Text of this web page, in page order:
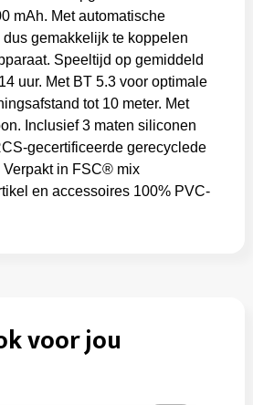
mAh. Met automatische
gemakkelijk te koppelen
Speeltijd op gemiddeld
uur. Met BT 5.3 voor optimale
tot 10 meter. Met
Inclusief 3 maten siliconen
gecertificeerde gerecyclede
in FSC® mix
en accessoires 100% PVC-
voor jou